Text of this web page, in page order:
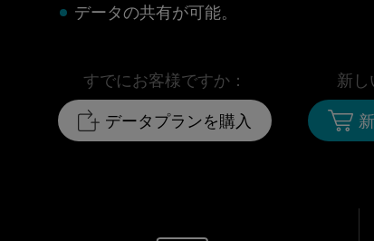
データの共有が可能。
すでにお客様ですか：
データプランを購入
新し